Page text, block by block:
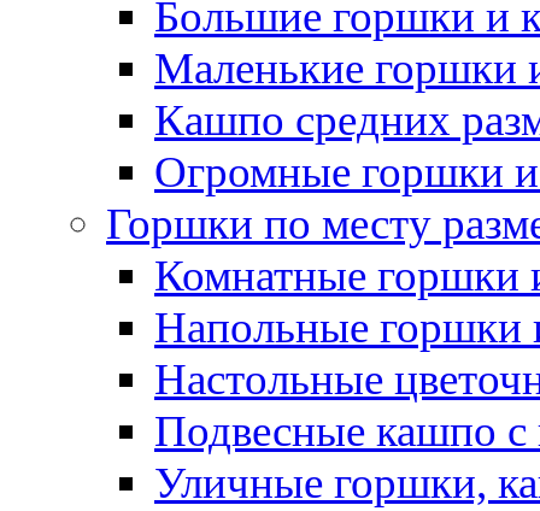
Большие горшки и
Маленькие горшки
Кашпо средних
Огромные горшки
Горшки по месту
Комнатные горшки
Напольные горшки
Настольные
Подвесные кашпо с
Уличные горшки,